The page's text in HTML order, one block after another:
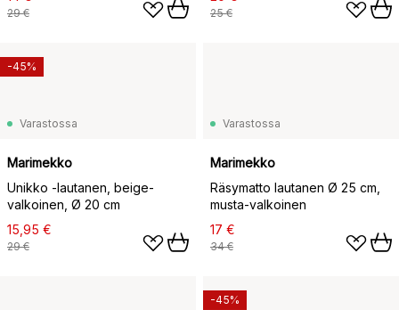
29 € 25 €
Varastossa
Marimekko
Unikko -lautanen, beige-
valkoinen, Ø 20 cm
15,95 €
29 €
-45%
Varastossa
Marimekko
Räsymatto lautanen Ø 25 cm,
musta-valkoinen
17 €
34 €
-45%